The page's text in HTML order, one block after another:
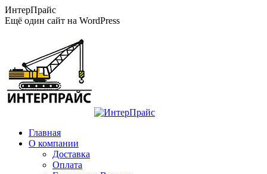
Перейти
к
ИнтерПрайс
Ещё один сайт на WordPress
Главная
О компании
Доставка
Оплата